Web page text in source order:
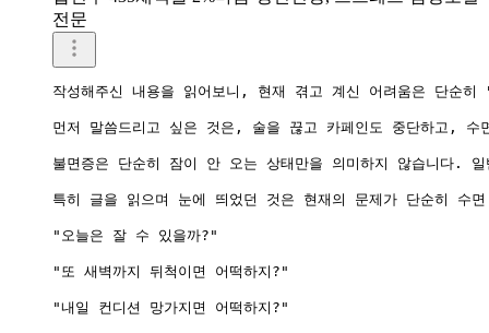
전문
작성해주신 내용을 읽어보니, 현재 겪고 계신 어려움은 단순
먼저 말씀드리고 싶은 것은, 술을 끊고 카페인도 중단하고,
불면증은 단순히 잠이 안 오는 상태만을 의미하지 않습니다.
특히 글을 읽으며 눈에 띄었던 것은 현재의 문제가 단순히 수
"오늘은 잘 수 있을까?"
"또 새벽까지 뒤척이면 어떡하지?"
"내일 컨디션 망가지면 어떡하지?"